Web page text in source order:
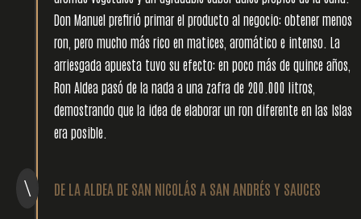
Don Manuel prefirió primar el producto al negocio: obtener menos
ron, pero mucho más rico en matices, aromático e intenso. La
arriesgada apuesta tuvo su efecto: en poco más de quince años,
Ron Aldea pasó de la nada a una zafra de 200.000 litros,
demostrando que la idea de elaborar un ron diferente en las Islas
era posible.
\ DE LA ALDEA DE SAN NICOLÁS A SAN ANDRÉS Y SAUCES